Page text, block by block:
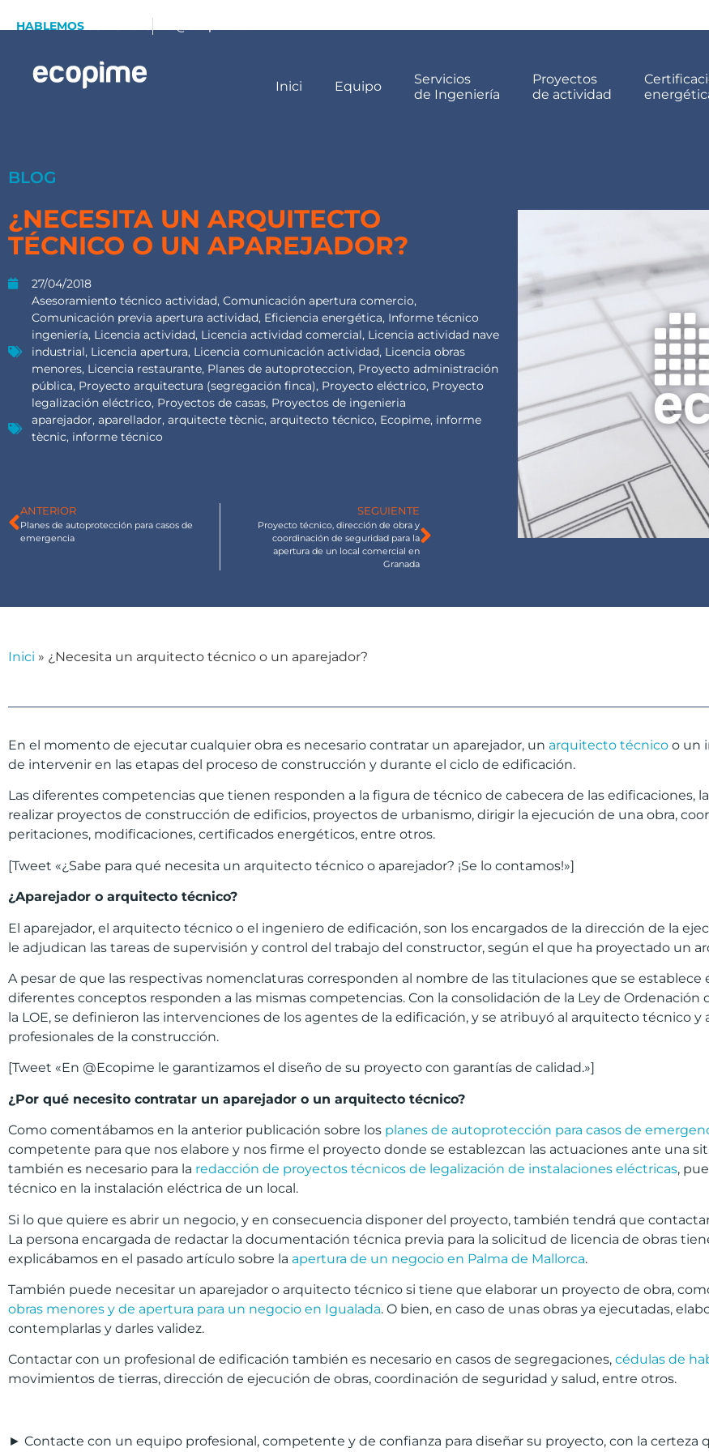
HABLEMOS
Inici Equipo
Servicios
de Ingeniería
Proyectos
de actividad
BLOG
¿NECESITA UN ARQUITECTO
TÉCNICO O UN APAREJADOR?
27/04/2018
Asesoramiento técnico actividad, Comunicación apertura comercio,
Comunicación previa apertura actividad, Eficiencia energética, Informe técnico
ingeniería, Licencia actividad, Licencia actividad comercial, Licencia actividad nave
industrial, Licencia apertura, Licencia comunicación actividad, Licencia obras
menores, Licencia restaurante, Planes de autoproteccion, Proyecto administración
pública, Proyecto arquitectura (segregación finca), Proyecto eléctrico, Proyecto
legalización eléctrico, Proyectos de casas, Proyectos de ingenieria
aparejador, aparellador, arquitecte tècnic, arquitecto técnico, Ecopime, informe
tècnic, informe técnico
ANTERIOR
Planes de autoprotección para casos de
emergencia
SEGUIENTE
Proyecto técnico, dirección de obra y
coordinación de seguridad para la
apertura de un local comercial en
Granada
Inici » ¿Necesita un arquitecto técnico o un aparejador?
En el momento de ejecutar cualquier obra es necesario contratar un aparejador, un arquitecto técnico o un
de intervenir en las etapas del proceso de construcción y durante el ciclo de edificación.
Las diferentes competencias que tienen responden a la figura de técnico de cabecera de las edificaciones,
realizar proyectos de construcción de edificios, proyectos de urbanismo, dirigir la ejecución de una obra,
peritaciones, modificaciones, certificados energéticos, entre otros.
[Tweet «¿Sabe para qué necesita un arquitecto técnico o aparejador? ¡Se lo contamos!»]
¿Aparejador o arquitecto técnico?
El aparejador, el arquitecto técnico o el ingeniero de edificación, son los encargados de la dirección de la
le adjudican las tareas de supervisión y control del trabajo del constructor, según el que ha proyectado un
A pesar de que las respectivas nomenclaturas corresponden al nombre de las titulaciones que se establece
diferentes conceptos responden a las mismas competencias. Con la consolidación de la Ley de Ordenación
la LOE, se definieron las intervenciones de los agentes de la edificación, y se atribuyó al arquitecto técnico
profesionales de la construcción.
[Tweet «En @Ecopime le garantizamos el diseño de su proyecto con garantías de calidad.»]
¿Por qué necesito contratar un aparejador o un arquitecto técnico?
Como comentábamos en la anterior publicación sobre los planes de autoprotección para casos de
competente para que nos elabore y nos firme el proyecto donde se establezcan las actuaciones ante una
también es necesario para la redacción de proyectos técnicos de legalización de instalaciones eléctricas,
técnico en la instalación eléctrica de un local.
Si lo que quiere es abrir un negocio, y en consecuencia disponer del proyecto, también tendrá que
La persona encargada de redactar la documentación técnica previa para la solicitud de licencia de obras
explicábamos en el pasado artículo sobre la apertura de un negocio en Palma de Mallorca.
También puede necesitar un aparejador o arquitecto técnico si tiene que elaborar un proyecto de obra,
obras menores y de apertura para un negocio en Igualada. O bien, en caso de unas obras ya ejecutadas,
contemplarlas y darles validez.
Contactar con un profesional de edificación también es necesario en casos de segregaciones, cédulas de
movimientos de tierras, dirección de ejecución de obras, coordinación de seguridad y salud, entre otros.
► Contacte con un equipo profesional, competente y de confianza para diseñar su proyecto, con la certeza